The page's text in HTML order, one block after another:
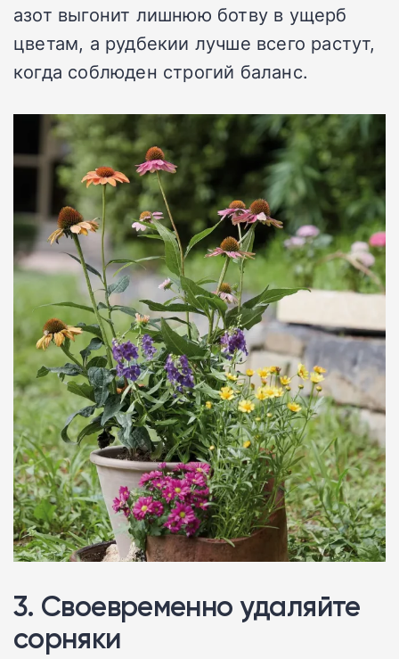
азот выгонит лишнюю ботву в ущерб
цветам, а рудбекии лучше всего растут,
когда соблюден строгий баланс.
3. Своевременно удаляйте
сорняки